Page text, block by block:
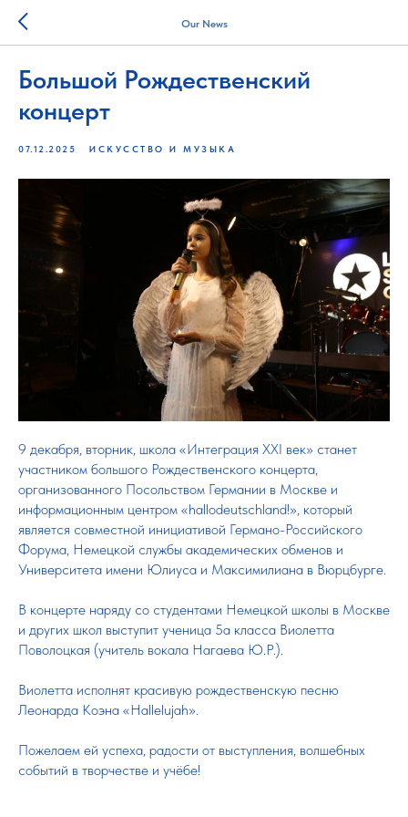
Our News
Большой Рождественский
концерт
07.12.2025 ИСКУССТВО И МУЗЫКА
9 декабря, вторник, школа «Интеграция XXI век» станет
участником большого Рождественского концерта,
организованного Посольством Германии в Москве и
информационным центром «hallodeutschland!», который
является совместной инициативой Германо-Российского
Форума, Немецкой службы академических обменов и
Университета имени Юлиуса и Максимилиана в Вюрцбурге.
В концерте наряду со студентами Немецкой школы в Москве
и других школ выступит ученица 5а класса Виолетта
Поволоцкая (учитель вокала Нагаева Ю.Р.).
Виолетта исполнят красивую рождественскую песню
Леонарда Коэна «Hallelujah».
Пожелаем ей успеха, радости от выступления, волшебных
событий в творчестве и учёбе!